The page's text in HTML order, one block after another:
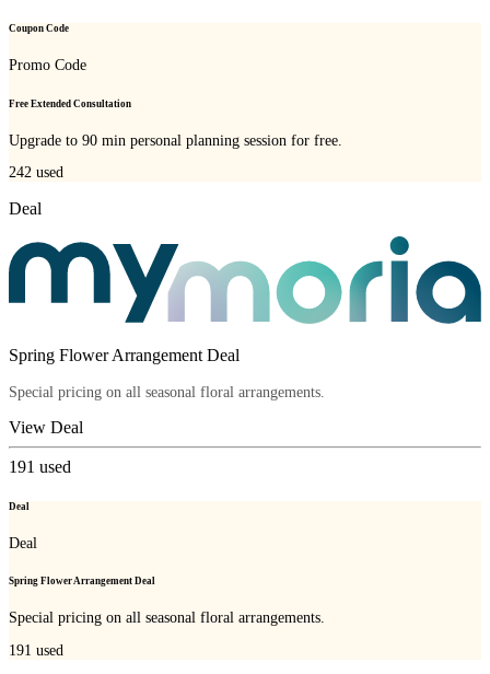
Coupon Code
Promo Code
Free Extended Consultation
Upgrade to 90 min personal planning session for free.
242 used
Deal
Spring Flower Arrangement Deal
Special pricing on all seasonal floral arrangements.
View Deal
191 used
Deal
Deal
Spring Flower Arrangement Deal
Special pricing on all seasonal floral arrangements.
191 used